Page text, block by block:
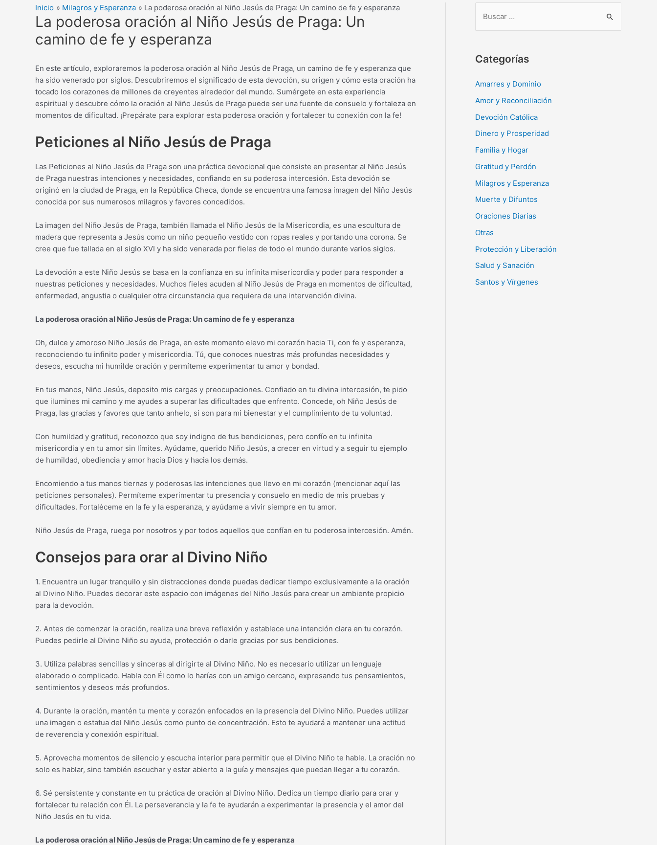
Inicio Milagros y Esperanza La poderosa oración al Niño Jesús de Praga: Un camino de fe y esperanza
La poderosa oración al Niño Jesús de Praga: Un
camino de fe y esperanza
En este artículo, exploraremos la poderosa oración al Niño Jesús de Praga, un camino de fe y esperanza que
ha sido venerado por siglos. Descubriremos el significado de esta devoción, su origen y cómo esta oración ha
tocado los corazones de millones de creyentes alrededor del mundo. Sumérgete en esta experiencia
espiritual y descubre cómo la oración al Niño Jesús de Praga puede ser una fuente de consuelo y fortaleza en
momentos de dificultad. ¡Prepárate para explorar esta poderosa oración y fortalecer tu conexión con la fe!
Peticiones al Niño Jesús de Praga
Las Peticiones al Niño Jesús de Praga son una práctica devocional que consiste en presentar al Niño Jesús
de Praga nuestras intenciones y necesidades, confiando en su poderosa intercesión. Esta devoción se
originó en la ciudad de Praga, en la República Checa, donde se encuentra una famosa imagen del Niño Jesús
conocida por sus numerosos milagros y favores concedidos.
La imagen del Niño Jesús de Praga, también llamada el Niño Jesús de la Misericordia, es una escultura de
madera que representa a Jesús como un niño pequeño vestido con ropas reales y portando una corona. Se
cree que fue tallada en el siglo XVI y ha sido venerada por fieles de todo el mundo durante varios siglos.
La devoción a este Niño Jesús se basa en la confianza en su infinita misericordia y poder para responder a
nuestras peticiones y necesidades. Muchos fieles acuden al Niño Jesús de Praga en momentos de dificultad,
enfermedad, angustia o cualquier otra circunstancia que requiera de una intervención divina.
La poderosa oración al Niño Jesús de Praga: Un camino de fe y esperanza
Oh, dulce y amoroso Niño Jesús de Praga, en este momento elevo mi corazón hacia Ti, con fe y esperanza,
reconociendo tu infinito poder y misericordia. Tú, que conoces nuestras más profundas necesidades y
deseos, escucha mi humilde oración y permíteme experimentar tu amor y bondad.
En tus manos, Niño Jesús, deposito mis cargas y preocupaciones. Confiado en tu divina intercesión, te pido
que ilumines mi camino y me ayudes a superar las dificultades que enfrento. Concede, oh Niño Jesús de
Praga, las gracias y favores que tanto anhelo, si son para mi bienestar y el cumplimiento de tu voluntad.
Con humildad y gratitud, reconozco que soy indigno de tus bendiciones, pero confío en tu infinita
misericordia y en tu amor sin límites. Ayúdame, querido Niño Jesús, a crecer en virtud y a seguir tu ejemplo
de humildad, obediencia y amor hacia Dios y hacia los demás.
Encomiendo a tus manos tiernas y poderosas las intenciones que llevo en mi corazón (mencionar aquí las
peticiones personales). Permíteme experimentar tu presencia y consuelo en medio de mis pruebas y
dificultades. Fortaléceme en la fe y la esperanza, y ayúdame a vivir siempre en tu amor.
Niño Jesús de Praga, ruega por nosotros y por todos aquellos que confían en tu poderosa intercesión. Amén.
Consejos para orar al Divino Niño
1. Encuentra un lugar tranquilo y sin distracciones donde puedas dedicar tiempo exclusivamente a la oración
al Divino Niño. Puedes decorar este espacio con imágenes del Niño Jesús para crear un ambiente propicio
para la devoción.
2. Antes de comenzar la oración, realiza una breve reflexión y establece una intención clara en tu corazón.
Puedes pedirle al Divino Niño su ayuda, protección o darle gracias por sus bendiciones.
3. Utiliza palabras sencillas y sinceras al dirigirte al Divino Niño. No es necesario utilizar un lenguaje
elaborado o complicado. Habla con Él como lo harías con un amigo cercano, expresando tus pensamientos,
sentimientos y deseos más profundos.
4. Durante la oración, mantén tu mente y corazón enfocados en la presencia del Divino Niño. Puedes utilizar
una imagen o estatua del Niño Jesús como punto de concentración. Esto te ayudará a mantener una actitud
de reverencia y conexión espiritual.
5. Aprovecha momentos de silencio y escucha interior para permitir que el Divino Niño te hable. La oración no
solo es hablar, sino también escuchar y estar abierto a la guía y mensajes que puedan llegar a tu corazón.
6. Sé persistente y constante en tu práctica de oración al Divino Niño. Dedica un tiempo diario para orar y
fortalecer tu relación con Él. La perseverancia y la fe te ayudarán a experimentar la presencia y el amor del
Niño Jesús en tu vida.
La poderosa oración al Niño Jesús de Praga: Un camino de fe y esperanza
c
r
Categorías
Amarres y Dominio
Amor y Reconciliación
Devoción Católica
Dinero y Prosperidad
Familia y Hogar
Gratitud y Perdón
Milagros y Esperanza
Muerte y Difuntos
Oraciones Diarias
Otras
Protección y Liberación
Salud y Sanación
Santos y Vírgenes